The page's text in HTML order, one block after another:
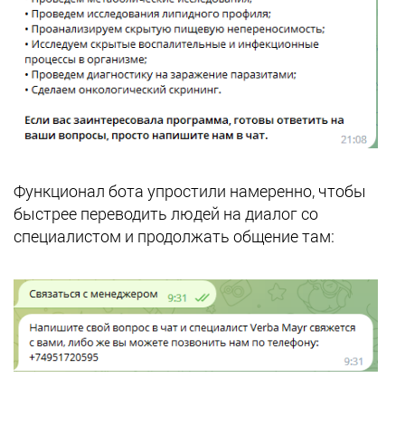
Функционал бота упростили намеренно, чтобы
быстрее переводить людей на диалог со
специалистом и продолжать общение там: